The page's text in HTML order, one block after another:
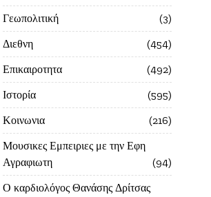
Γεωπολιτική
3
Διεθνη
454
Επικαιροτητα
492
Ιστορία
595
Κοινωνια
216
Μουσικες Εμπειριες με την Εφη
Αγραφιωτη
94
Ο καρδιολόγος Θανάσης Δρίτσας